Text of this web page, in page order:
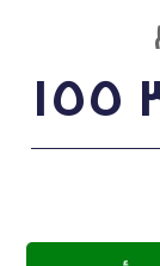
دبي : ‏٨٦ ٣١ ٣٣٠ ١٥٥